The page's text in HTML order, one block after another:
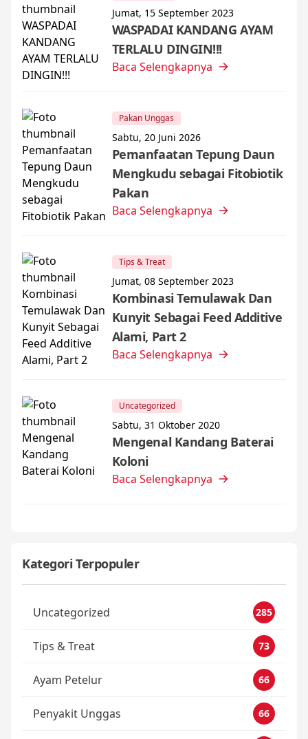
Jumat, 15 September 2023
WASPADAI KANDANG AYAM
TERLALU DINGIN!!!
Baca Selengkapnya
Pakan Unggas
Sabtu, 20 Juni 2026
Pemanfaatan Tepung Daun
Mengkudu sebagai Fitobiotik
Pakan
Baca Selengkapnya
Tips & Treat
Jumat, 08 September 2023
Kombinasi Temulawak Dan
Kunyit Sebagai Feed Additive
Alami, Part 2
Baca Selengkapnya
Uncategorized
Sabtu, 31 Oktober 2020
Mengenal Kandang Baterai
Koloni
Baca Selengkapnya
Kategori Terpopuler
Uncategorized 285
Tips & Treat 73
Ayam Petelur 66
Penyakit Unggas 66